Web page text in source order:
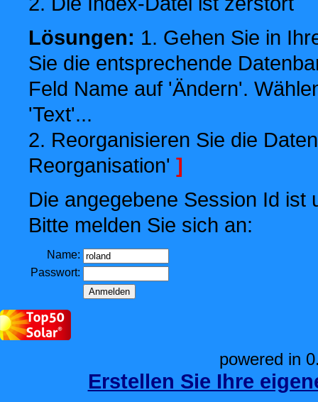
Lösungen: 1. Gehen Sie in
Sie die entsprechende
Feld Name auf 'Ändern'.
'Text'...
2. Reorganisieren Sie die
Reorganisation' ]
Die angegebene Session Id ist
Bitte melden Sie sich an:
Name:
Passwort:
powered in
Erstellen Sie Ihre